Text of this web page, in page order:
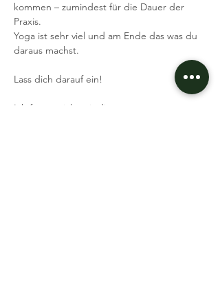
kommen – zumindest für die Dauer der
Praxis.
Yoga ist sehr viel und am Ende das was du
daraus machst.
Lass dich darauf ein!
Ich freue mich, mit dir zusammen zu